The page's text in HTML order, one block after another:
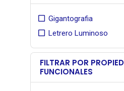
Gigantografia
Letrero Luminoso
FILTRAR POR
FUNCIONALES